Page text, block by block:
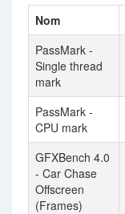
Nom
PassMark -
Single thread
mark
PassMark -
CPU mark
GFXBench 4.0
- Car Chase
Offscreen
(Frames)